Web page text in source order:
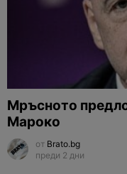
Мръсното
Мароко
от Brato.bg
преди 2 дни